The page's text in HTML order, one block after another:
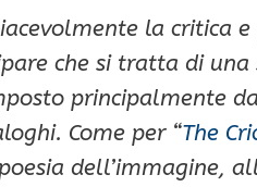
la critica
che si tratta di
principalmente
Come per “The
dell’immagine,